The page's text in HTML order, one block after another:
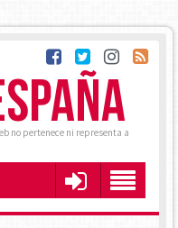
no pertenece ni representa a